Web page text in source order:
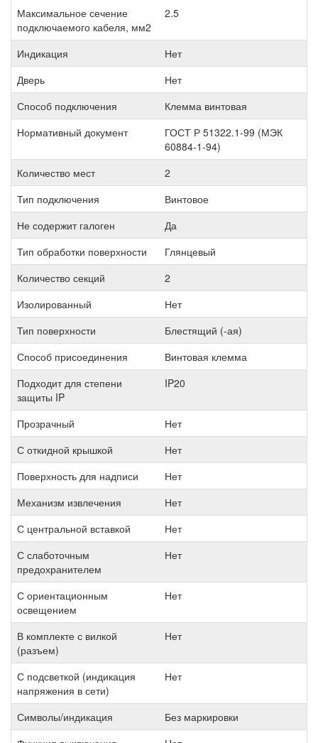
Максимальное сечение
подключаемого кабеля, мм2
2.5
Индикация
Нет
Дверь
Нет
Способ подключения
Клемма винтовая
Нормативный документ
ГОСТ Р 51322.1-99 (МЭК
60884-1-94)
Количество мест
2
Тип подключения
Винтовое
Не содержит галоген
Да
Тип обработки поверхности
Глянцевый
Количество секций
2
Изолированный
Нет
Тип поверхности
Блестящий (-ая)
Способ присоединения
Винтовая клемма
Подходит для степени
защиты IP
IP20
Прозрачный
Нет
С откидной крышкой
Нет
Поверхность для надписи
Нет
Механизм извлечения
Нет
С центральной вставкой
Нет
С слаботочным
предохранителем
Нет
С ориентационным
освещением
Нет
В комплекте с вилкой
(разъем)
Нет
С подсветкой (индикация
напряжения в сети)
Нет
Символы/индикация
Без маркировки